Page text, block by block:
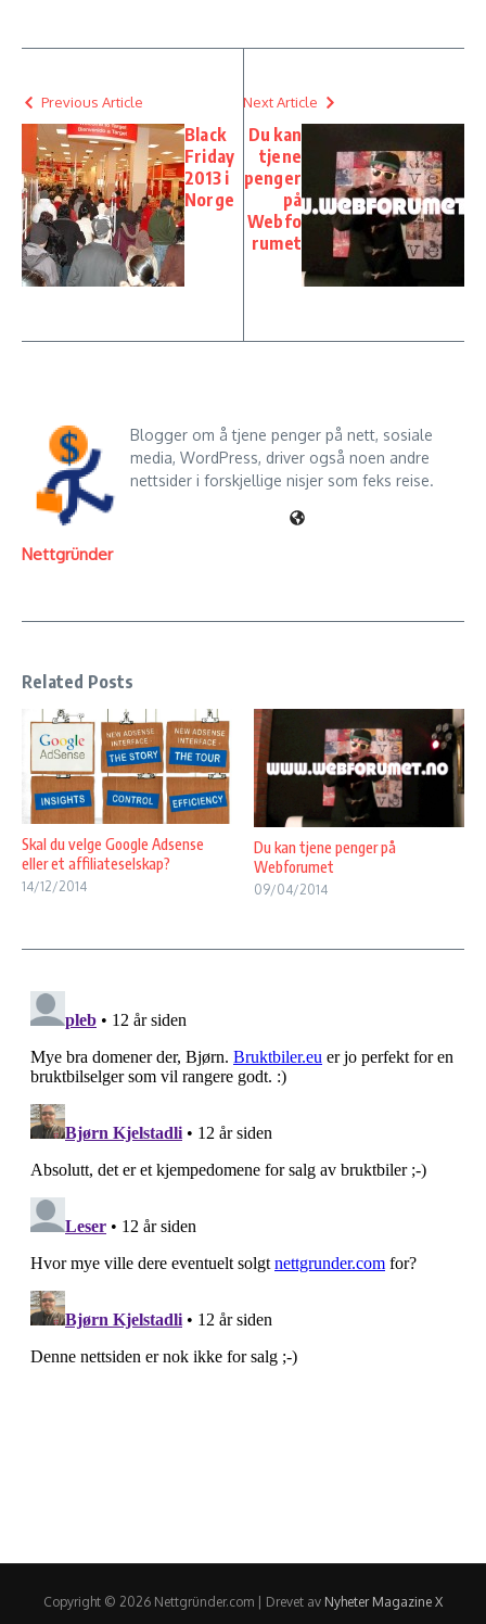
Previous Article
Black
Friday
2013 i
Norge
Next Article
Du kan
tjene
penger
på
Webfo
rumet
Nettgründer
Blogger om å tjene penger på nett, sosiale
media, WordPress, driver også noen andre
nettsider i forskjellige nisjer som feks reise.
Related Posts
Skal du velge Google Adsense
eller et affiliateselskap?
14/12/2014
Du kan tjene penger på
Webforumet
09/04/2014
Copyright © 2026 Nettgründer.com | Drevet av Nyheter Magazine X